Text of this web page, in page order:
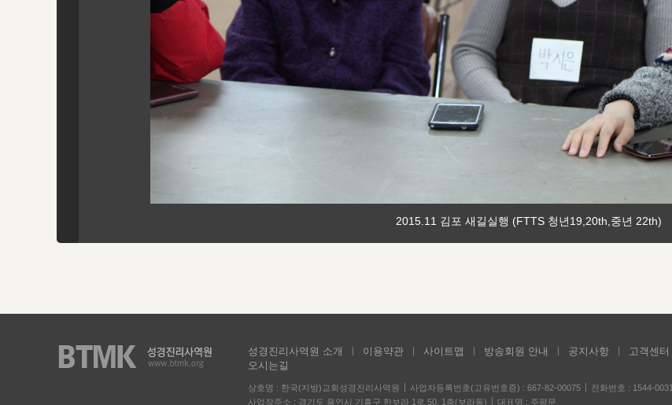
2015.11 김포 새길실행 (FTTS 청년19,20th,중년 22th)
성경진리사역원 소개 이용약관 사이트맵 방송회원 안내 공지사항
고객센터
오시는길
상호명 : 한국(지방)교회성경진리사역원 사업자등록번호(고유번호증) : 667-82-00075
전화번호 : 1544-0031
사업장주소 : 경기도 용인시 기흥구 한보라 1로 50, 1층(보라동)
대표명 : 주평문